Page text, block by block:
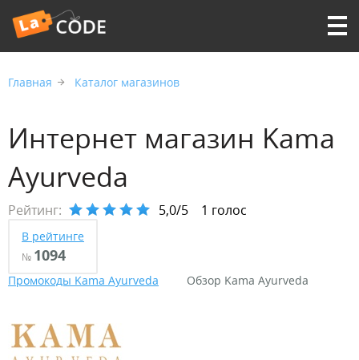
Главная Каталог магазинов
Интернет магазин Kama
Ayurveda
Рейтинг: 5,0/5 1 голос
В рейтинге
№ 1094
Промокоды Kama Ayurveda Обзор Kama Ayurveda